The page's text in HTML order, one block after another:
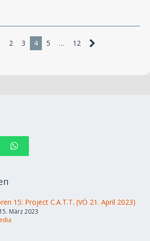
2 3 4 5 … 12
15: Project C.A.T.T. (VÖ 21. April 2023)
15. März 2023